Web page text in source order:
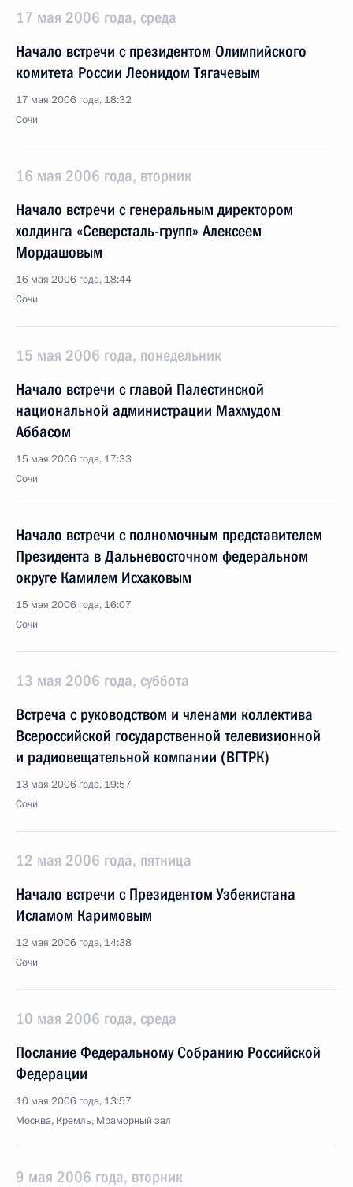
17 мая 2006 года, среда
Начало встречи с президентом Олимпийского
комитета России Леонидом Тягачевым
17 мая 2006 года, 18:32
Сочи
16 мая 2006 года, вторник
Начало встречи с генеральным директором
холдинга «Северсталь-групп» Алексеем
Мордашовым
16 мая 2006 года, 18:44
Сочи
15 мая 2006 года, понедельник
Начало встречи с главой Палестинской
национальной администрации Махмудом
Аббасом
15 мая 2006 года, 17:33
Сочи
Начало встречи с полномочным представителем
Президента в Дальневосточном федеральном
округе Камилем Исхаковым
15 мая 2006 года, 16:07
Сочи
13 мая 2006 года, суббота
Встреча с руководством и членами коллектива
Всероссийской государственной телевизионной
и радиовещательной компании (ВГТРК)
13 мая 2006 года, 19:57
Сочи
12 мая 2006 года, пятница
Начало встречи с Президентом Узбекистана
Исламом Каримовым
12 мая 2006 года, 14:38
Сочи
10 мая 2006 года, среда
Послание Федеральному Собранию Российской
Федерации
10 мая 2006 года, 13:57
Москва, Кремль, Мраморный зал
9 мая 2006 года, вторник